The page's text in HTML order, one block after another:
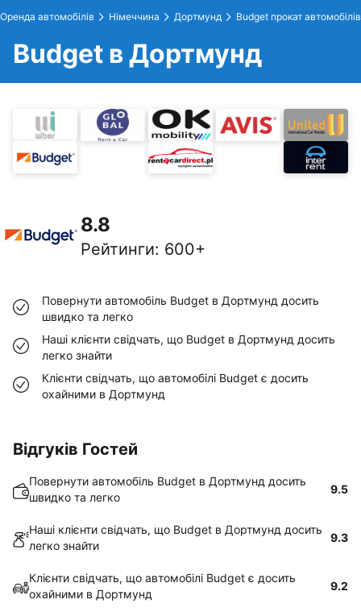
Оренда автомобілів Німеччина Дортмунд Budget прокат автомобілів
Budget в Дортмунд
8.8
Рейтинги: 600+
Повернути автомобіль Budget в Дортмунд досить
швидко та легко
Наші клієнти свідчать, що Budget в Дортмунд досить
легко знайти
Клієнти свідчать, що автомобілі Budget є досить
охайними в Дортмунд
Відгуків Гостей
Повернути автомобіль Budget в Дортмунд досить
швидко та легко
9.5
Наші клієнти свідчать, що Budget в Дортмунд досить
легко знайти
9.3
Клієнти свідчать, що автомобілі Budget є досить
охайними в Дортмунд
9.2